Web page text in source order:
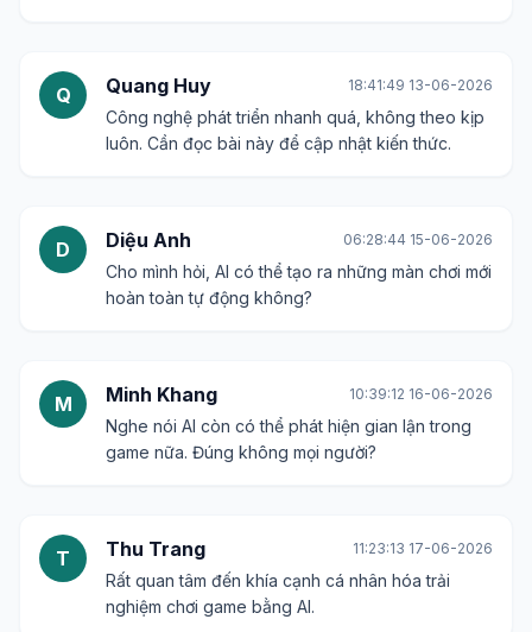
Q Quang Huy 18:41:49 13-06-2026
Công nghệ phát triển nhanh quá, không theo kịp
luôn. Cần đọc bài này để cập nhật kiến thức.
D Diệu Anh 06:28:44 15-06-2026
Cho mình hỏi, AI có thể tạo ra những màn chơi mới
hoàn toàn tự động không?
M Minh Khang 10:39:12 16-06-2026
Nghe nói AI còn có thể phát hiện gian lận trong
game nữa. Đúng không mọi người?
T Thu Trang 11:23:13 17-06-2026
Rất quan tâm đến khía cạnh cá nhân hóa trải
nghiệm chơi game bằng AI.